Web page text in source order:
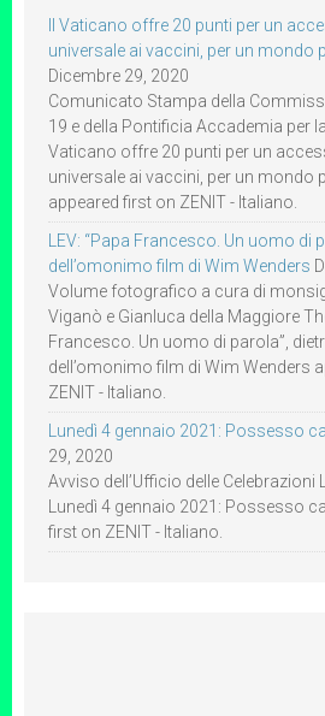
Il Vaticano offre 20 punti per un
universale ai vaccini, per un mondo
Dicembre 29, 2020
Comunicato Stampa della
19 e della Pontificia Accademia per
Vaticano offre 20 punti per un
universale ai vaccini, per un mondo
appeared first on ZENIT - Italiano.
LEV: “Papa Francesco. Un uomo di
dell’omonimo film di Wim Wenders
Volume fotografico a cura di
Viganò e Gianluca della Maggiore
Francesco. Un uomo di parola”,
dell’omonimo film di Wim Wenders
ZENIT - Italiano.
Lunedì 4 gennaio 2021: Possesso
29, 2020
Avviso dell’Ufficio delle Celebrazioni
Lunedì 4 gennaio 2021: Possesso
first on ZENIT - Italiano.